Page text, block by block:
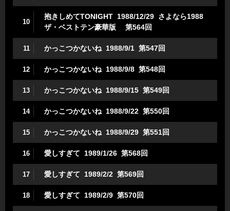
10
抱きしめてTONIGHT 1988/12/29 さよなら1988
ザ・ベストテン豪華版 第564回
11 かっこつかないね 1988/9/1 第547回
12 かっこつかないね 1988/9/8 第548回
13 かっこつかないね 1988/9/15 第549回
14 かっこつかないね 1988/9/22 第550回
15 かっこつかないね 1988/9/29 第551回
16 愛しすぎて 1989/1/26 第568回
17 愛しすぎて 1989/2/2 第569回
18 愛しすぎて 1989/2/9 第570回